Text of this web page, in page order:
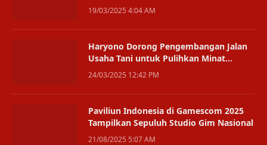
19/03/2025 4:04 AM
Haryono Dorong Pengembangan Jalan
Usaha Tani untuk Pulihkan Minat
Bertani Warga Penajam
24/03/2025 12:42 PM
Paviliun Indonesia di Gamescom 2025
Tampilkan Sepuluh Studio Gim Nasional
21/08/2025 5:07 AM